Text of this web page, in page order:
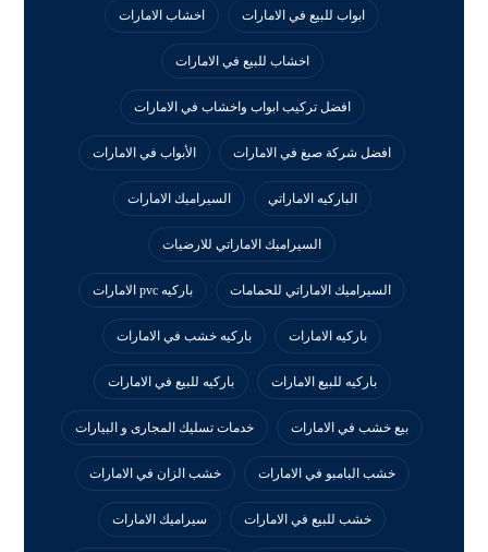
ابواب للبيع في الامارات اخشاب الامارات
اخشاب للبيع في الامارات
افضل تركيب ابواب واخشاب في الامارات
افضل شركة صبغ في الامارات الأبواب في الامارات
الباركيه الاماراتي السيراميك الامارات
السيراميك الاماراتي للارضيات
السيراميك الاماراتي للحمامات باركيه pvc الامارات
باركيه الامارات باركيه خشب في الامارات
باركيه للبيع الامارات باركيه للبيع في الامارات
بيع خشب في الامارات خدمات تسليك المجارى و البيارات
خشب البامبو في الامارات خشب الزان في الامارات
خشب للبيع في الامارات سيراميك الامارات